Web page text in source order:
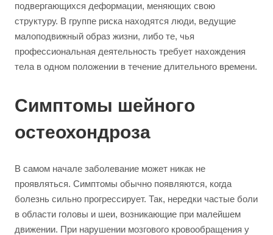
подвергающихся деформации, меняющих свою
структуру. В группе риска находятся люди, ведущие
малоподвижный образ жизни, либо те, чья
профессиональная деятельность требует нахождения
тела в одном положении в течение длительного времени.
Симптомы шейного
остеохондроза
В самом начале заболевание может никак не
проявляться. Симптомы обычно появляются, когда
болезнь сильно прогрессирует. Так, нередки частые боли
в области головы и шеи, возникающие при малейшем
движении. При нарушении мозгового кровообращения у